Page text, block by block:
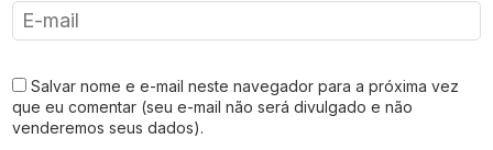
Salvar nome e e-mail neste navegador para a próxima vez
que eu comentar (seu e-mail não será divulgado e não
venderemos seus dados).